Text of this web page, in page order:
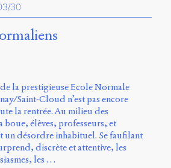
30
la prestigieuse Ecole Normale
Saint-Cloud n’est pas encore
la rentrée. Au milieu des
boue, élèves, professeurs, et
un désordre inhabituel. Se faufilant
discrète et attentive, les
les …